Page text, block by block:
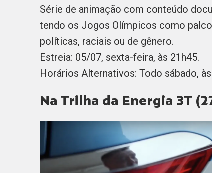
Série de animação com conteúdo
tendo os Jogos Olímpicos como
políticas, raciais ou de gênero.
Estreia: 05/07, sexta-feira, às 21h45.
Horários Alternativos: Todo sábado,
Na Trilha da Energia 3T